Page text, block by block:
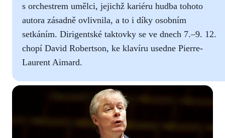
s orchestrem umělci, jejichž kariéru hudba tohoto
autora zásadně ovlivnila, a to i díky osobním
setkáním. Dirigentské taktovky se ve dnech 7.–9. 12.
chopí David Robertson, ke klavíru usedne Pierre-
Laurent Aimard.